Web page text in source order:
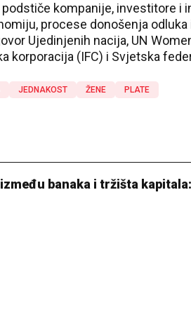
kompanije, investitore i
procese donošenja
Ujedinjenih nacija, UN
korporacija (IFC) i Svjetska
JEDNAKOST ŽENE PLATE
banaka i tržišta